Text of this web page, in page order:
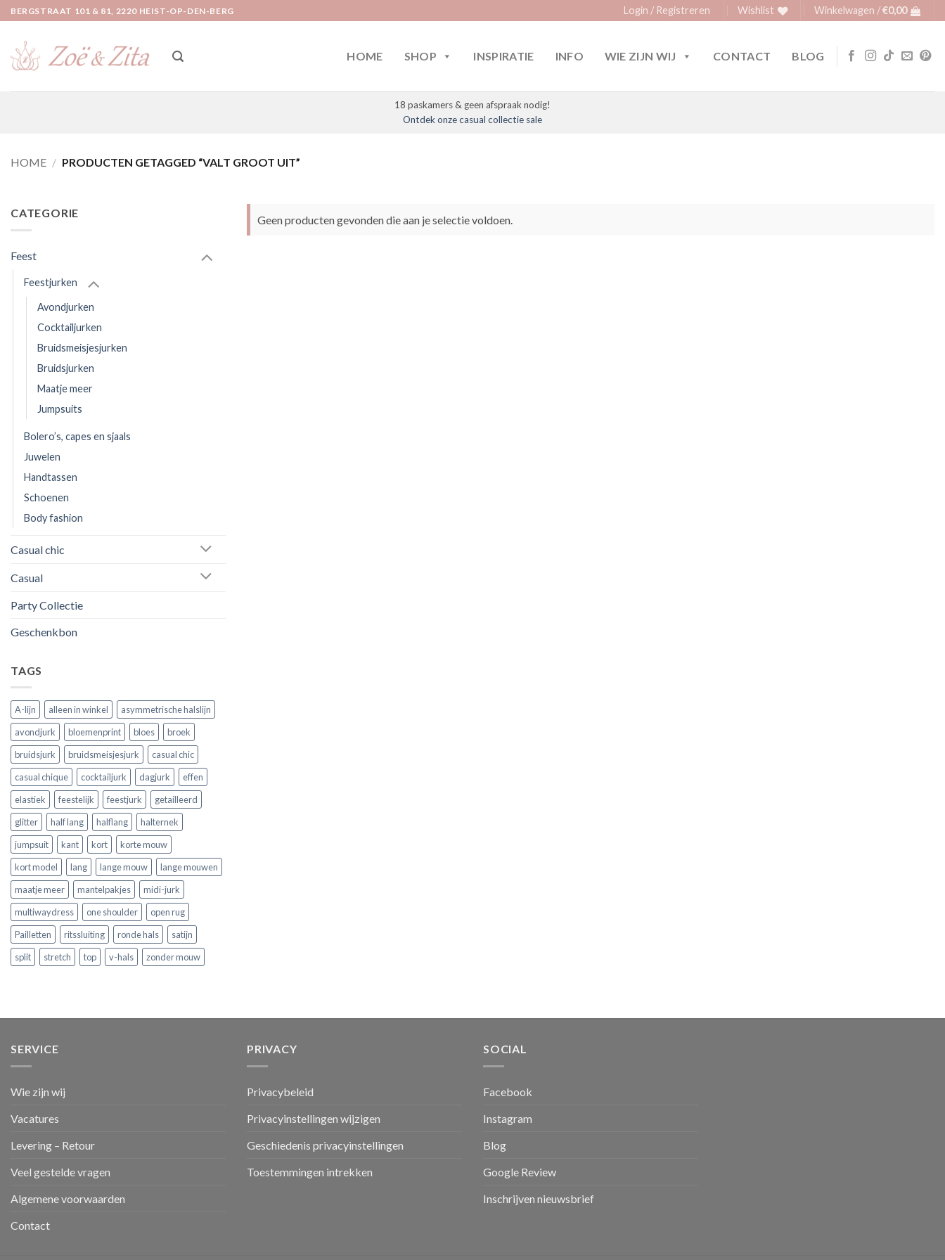
Ga
naar
inhoud
BERGSTRAAT 101 & 81, 2220 HEIST-OP-DEN-BERG Login / Registreren Wishlist Winkelwagen /€0,00
HOME SHOP INSPIRATIE INFO WIE ZIJN WIJ CONTACT BLOG
18 paskamers & geen afspraak nodig!
Ontdek onze casual collectie sale
HOME / PRODUCTEN GETAGGED “VALT GROOT UIT”
CATEGORIE
Feest
Feestjurken
Avondjurken
Cocktailjurken
Bruidsmeisjesjurken
Bruidsjurken
Maatje meer
Jumpsuits
Bolero’s, capes en sjaals
Juwelen
Handtassen
Schoenen
Body fashion
Casual chic
Casual
Party Collectie
Geschenkbon
TAGS
A-lijn alleen in winkel
asymmetrische halslijn
avondjurk
bloemenprint bloes
broek
bruidsjurk
bruidsmeisjesjurk
casual chic
casual chique
cocktailjurk dagjurk
effen
elastiek
feestelijk feestjurk
getailleerd
glitter
half lang halflang
halternek
jumpsuit
kant kort
korte mouw
kort model
lang lange mouw
lange mouwen
maatje meer
mantelpakjes
midi-jurk
multiwaydress
one shoulder
open rug
Pailletten
ritssluiting ronde hals
satijn
split
stretch top v-hals zonder mouw
Geen producten gevonden die aan je selectie voldoen.
SERVICE
Wie zijn wij
Vacatures
Levering – Retour
Veel gestelde vragen
Algemene voorwaarden
Contact
PRIVACY
Privacybeleid
Privacyinstellingen wijzigen
Geschiedenis privacyinstellingen
Toestemmingen intrekken
SOCIAL
Facebook
Instagram
Blog
Google Review
Inschrijven nieuwsbrief